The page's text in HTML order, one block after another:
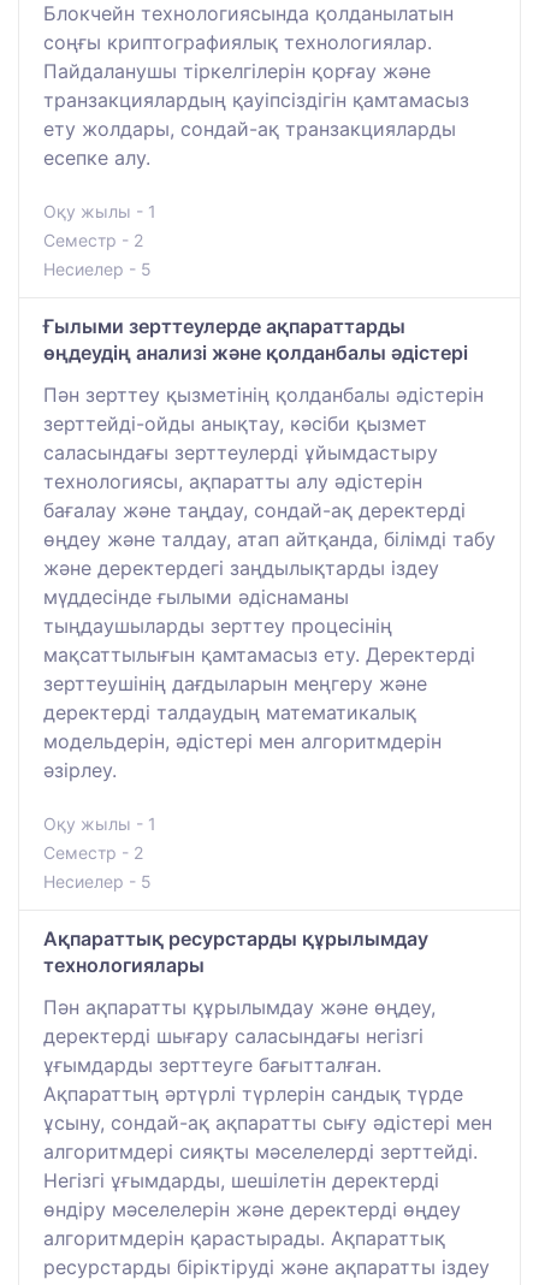
Блокчейн технологиясында қолданылатын
соңғы криптографиялық технологиялар.
Пайдаланушы тіркелгілерін қорғау және
транзакциялардың қауіпсіздігін қамтамасыз
ету жолдары, сондай-ақ транзакцияларды
есепке алу.
Оқу жылы - 1
Семестр - 2
Несиелер - 5
Ғылыми зерттеулерде ақпараттарды
өңдеудің анализі және қолданбалы әдістері
Пән зерттеу қызметінің қолданбалы әдістерін
зерттейді-ойды анықтау, кәсіби қызмет
саласындағы зерттеулерді ұйымдастыру
технологиясы, ақпаратты алу әдістерін
бағалау және таңдау, сондай-ақ деректерді
өңдеу және талдау, атап айтқанда, білімді табу
және деректердегі заңдылықтарды іздеу
мүддесінде ғылыми әдіснаманы
тыңдаушыларды зерттеу процесінің
мақсаттылығын қамтамасыз ету. Деректерді
зерттеушінің дағдыларын меңгеру және
деректерді талдаудың математикалық
модельдерін, әдістері мен алгоритмдерін
әзірлеу.
Оқу жылы - 1
Семестр - 2
Несиелер - 5
Ақпараттық ресурстарды құрылымдау
технологиялары
Пән ақпаратты құрылымдау және өңдеу,
деректерді шығару саласындағы негізгі
ұғымдарды зерттеуге бағытталған.
Ақпараттың әртүрлі түрлерін сандық түрде
ұсыну, сондай-ақ ақпаратты сығу әдістері мен
алгоритмдері сияқты мәселелерді зерттейді.
Негізгі ұғымдарды, шешілетін деректерді
өндіру мәселелерін және деректерді өңдеу
алгоритмдерін қарастырады. Ақпараттық
ресурстарды біріктіруді және ақпаратты іздеу